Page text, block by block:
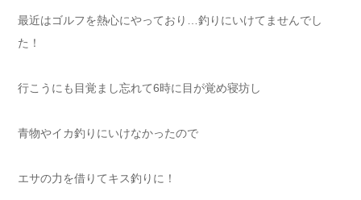
最近はゴルフを熱心にやっており…釣りにいけてませんでし
た！
行こうにも目覚まし忘れて6時に目が覚め寝坊し
青物やイカ釣りにいけなかったので
エサの力を借りてキス釣りに！